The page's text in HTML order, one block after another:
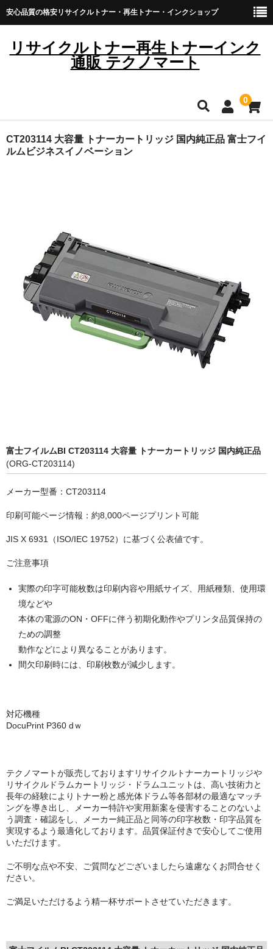
安心品質の格安リサイクルトナー・再生トナー・インクショップ
リサイクルトナー再生トナーインク
通販 テクノマート
0
HOME
ブラザー
リコー
OKI
富士フイルムBI
パナソニック
IBM
インクカートリッジ
キヤノン CANON
ブラザー BROTHER
リコー RICOH
輪転機用インク・マスター
デュプロ duplo
CT203114 大容量 トナーカートリッジ 国内純正品 富士フイ
ルムビジネスイノベーション
富士フイルムBI CT203114 大容量 トナーカートリッジ 国内純正品
(ORG-CT203114)
メーカー型番：CT203114
印刷可能ページ情報：約8,000ページプリント可能
JIS X 6931（ISO/IEC 19752）に基づく公表値です。
ご注意事項
実際の印字可能枚数は印刷内容や用紙サイズ、用紙種類、使用環
境などや
本体の電源のON・OFFに伴う初期化動作やプリンタ品質保持の
ための調整
動作などにより異なることがあります。
間欠印刷時には、印刷枚数が減少します。
対応機種
DocuPrint P360 dｗ
テクノマートが販売しておりますリサイクルトナーカートリッジや
リサイクルドラムカートリッジ・ドラムユニットは、高い技術力と
長年の経験によりトナー粉と感光体ドラム等各部材の最適なマッチ
ングを導き出し、メーカー特許や実用新案を侵害することのないよ
う調査・確認をし、メーカー純正品と同等の印字枚数・印字品質を
実現するよう最適化しております。品質保証付きで安心してご使用
いただけます。
ご不明な点や不安、ご質問などございましたら遠慮なくお問合せく
ださい。
ご満足いただけるよう精一杯サポートさせていただきます。